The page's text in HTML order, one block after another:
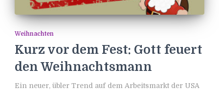
Weihnachten
Kurz vor dem Fest: Gott feuert
den Weihnachtsmann
Ein neuer, übler Trend auf dem Arbeitsmarkt der USA